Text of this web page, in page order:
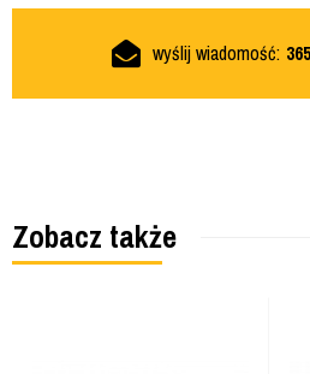
wyślij wiadomość:
Zobacz także